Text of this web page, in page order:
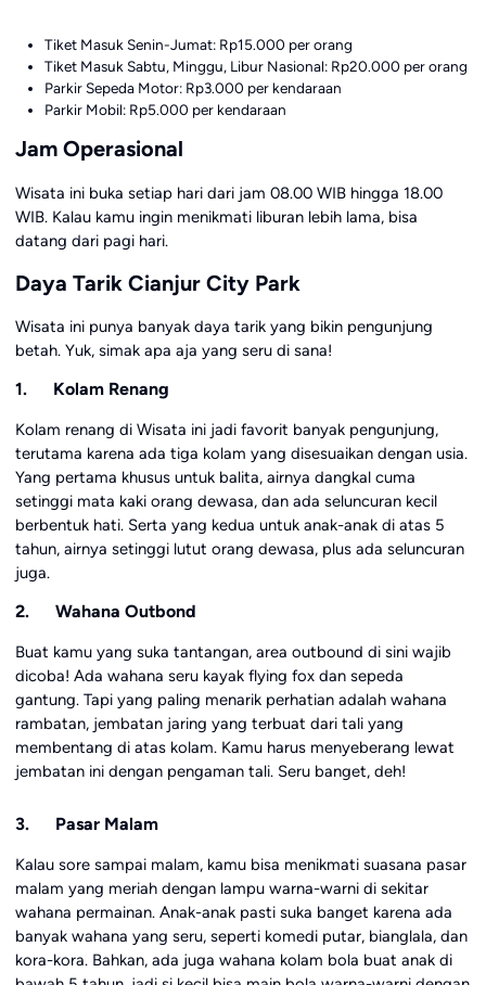
Tiket Masuk Senin-Jumat: Rp15.000 per orang
Tiket Masuk Sabtu, Minggu, Libur Nasional: Rp20.000 per orang
Parkir Sepeda Motor: Rp3.000 per kendaraan
Parkir Mobil: Rp5.000 per kendaraan
Jam Operasional
Wisata ini buka setiap hari dari jam 08.00 WIB hingga 18.00
WIB. Kalau kamu ingin menikmati liburan lebih lama, bisa
datang dari pagi hari.
Daya Tarik Cianjur City Park
Wisata ini punya banyak daya tarik yang bikin pengunjung
betah. Yuk, simak apa aja yang seru di sana!
1. Kolam Renang
Kolam renang di Wisata ini jadi favorit banyak pengunjung,
terutama karena ada tiga kolam yang disesuaikan dengan usia.
Yang pertama khusus untuk balita, airnya dangkal cuma
setinggi mata kaki orang dewasa, dan ada seluncuran kecil
berbentuk hati. Serta yang kedua untuk anak-anak di atas 5
tahun, airnya setinggi lutut orang dewasa, plus ada seluncuran
juga.
2. Wahana Outbond
Buat kamu yang suka tantangan, area outbound di sini wajib
dicoba! Ada wahana seru kayak flying fox dan sepeda
gantung. Tapi yang paling menarik perhatian adalah wahana
rambatan, jembatan jaring yang terbuat dari tali yang
membentang di atas kolam. Kamu harus menyeberang lewat
jembatan ini dengan pengaman tali. Seru banget, deh!
3. Pasar Malam
Kalau sore sampai malam, kamu bisa menikmati suasana pasar
malam yang meriah dengan lampu warna-warni di sekitar
wahana permainan. Anak-anak pasti suka banget karena ada
banyak wahana yang seru, seperti komedi putar, bianglala, dan
kora-kora. Bahkan, ada juga wahana kolam bola buat anak di